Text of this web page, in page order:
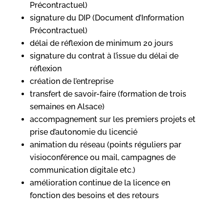
Précontractuel)
signature du DIP (Document d’Information
Précontractuel)
délai de réflexion de minimum 20 jours
signature du contrat à l’issue du délai de
réflexion
création de l’entreprise
transfert de savoir-faire (formation de trois
semaines en Alsace)
accompagnement sur les premiers projets et
prise d’autonomie du licencié
animation du réseau (points réguliers par
visioconférence ou mail, campagnes de
communication digitale etc.)
amélioration continue de la licence en
fonction des besoins et des retours